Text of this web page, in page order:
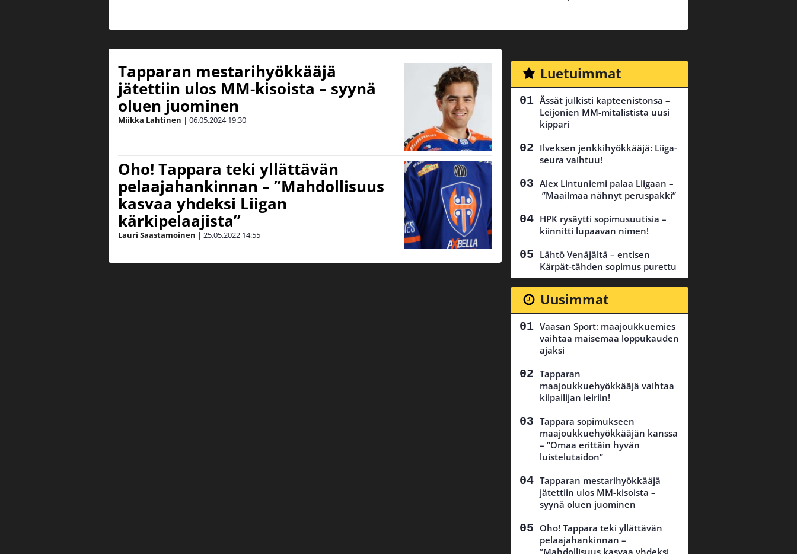
Tapparan mestarihyökkääjä
jätettiin ulos MM-kisoista – syynä
oluen juominen
Miikka Lahtinen | 06.05.2024 19:30
Oho! Tappara teki yllättävän
pelaajahankinnan – ”Mahdollisuus
kasvaa yhdeksi Liigan
kärkipelaajista”
Lauri Saastamoinen | 25.05.2022 14:55
Luetuimmat
Ässät julkisti kapteenistonsa –
Leijonien MM-mitalistista uusi
kippari
Ilveksen jenkkihyökkääjä: Liiga-
seura vaihtuu!
Alex Lintuniemi palaa Liigaan –
”Maailmaa nähnyt peruspakki”
HPK rysäytti sopimusuutisia –
kiinnitti lupaavan nimen!
Lähtö Venäjältä – entisen
Kärpät-tähden sopimus purettu
Uusimmat
Vaasan Sport: maajoukkuemies
vaihtaa maisemaa loppukauden
ajaksi
Tapparan
maajoukkuehyökkääjä vaihtaa
kilpailijan leiriin!
Tappara sopimukseen
maajoukkuehyökkääjän kanssa
– ”Omaa erittäin hyvän
luistelutaidon”
Tapparan mestarihyökkääjä
jätettiin ulos MM-kisoista –
syynä oluen juominen
Oho! Tappara teki yllättävän
pelaajahankinnan –